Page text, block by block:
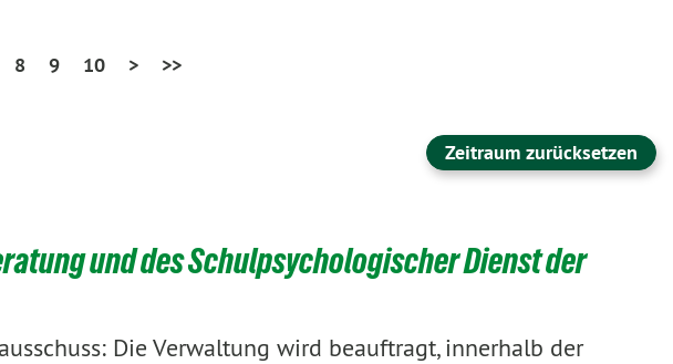
8 9 10 > >>
Zeitraum zurücksetzen
und des Schulpsychologischer Dienst der
Die Verwaltung wird beauftragt, innerhalb der